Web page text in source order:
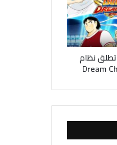
Captain Tsubasa: Dream Team تطلق نظام